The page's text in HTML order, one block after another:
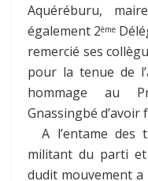
Aquéréburu,
également 2ème
remercié ses
pour la tenue de
hommage au
Gnassingbé d’avoir
A l’entame des
militant du parti
dudit mouvement